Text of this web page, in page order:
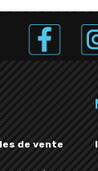
de vente